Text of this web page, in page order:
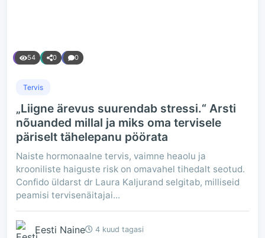
54 0 0
Tervis
„Liigne ärevus suurendab stressi.“ Arsti
nõuanded millal ja miks oma tervisele
päriselt tähelepanu pöörata
Naiste hormonaalne tervis, vaimne heaolu ja
krooniliste haiguste risk on omavahel tihedalt seotud.
Confido üldarst dr Laura Kaljurand selgitab, milliseid
peamisi tervisenäitajai...
Eesti Naine 4 kuud tagasi